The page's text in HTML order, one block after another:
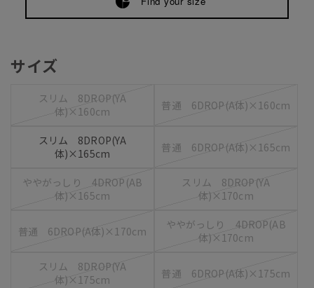
サイズ
スリム 8DROP(YA
体)×160cm
普通 6DROP(A体)×160cm
スリム 8DROP(YA
体)×165cm
普通 6DROP(A体)×165cm
ややがっしり 4DROP(AB
体)×165cm
スリム 8DROP(YA
体)×170cm
普通 6DROP(A体)×170cm
ややがっしり 4DROP(AB
体)×170cm
スリム 8DROP(YA
体)×175cm
普通 6DROP(A体)×175cm